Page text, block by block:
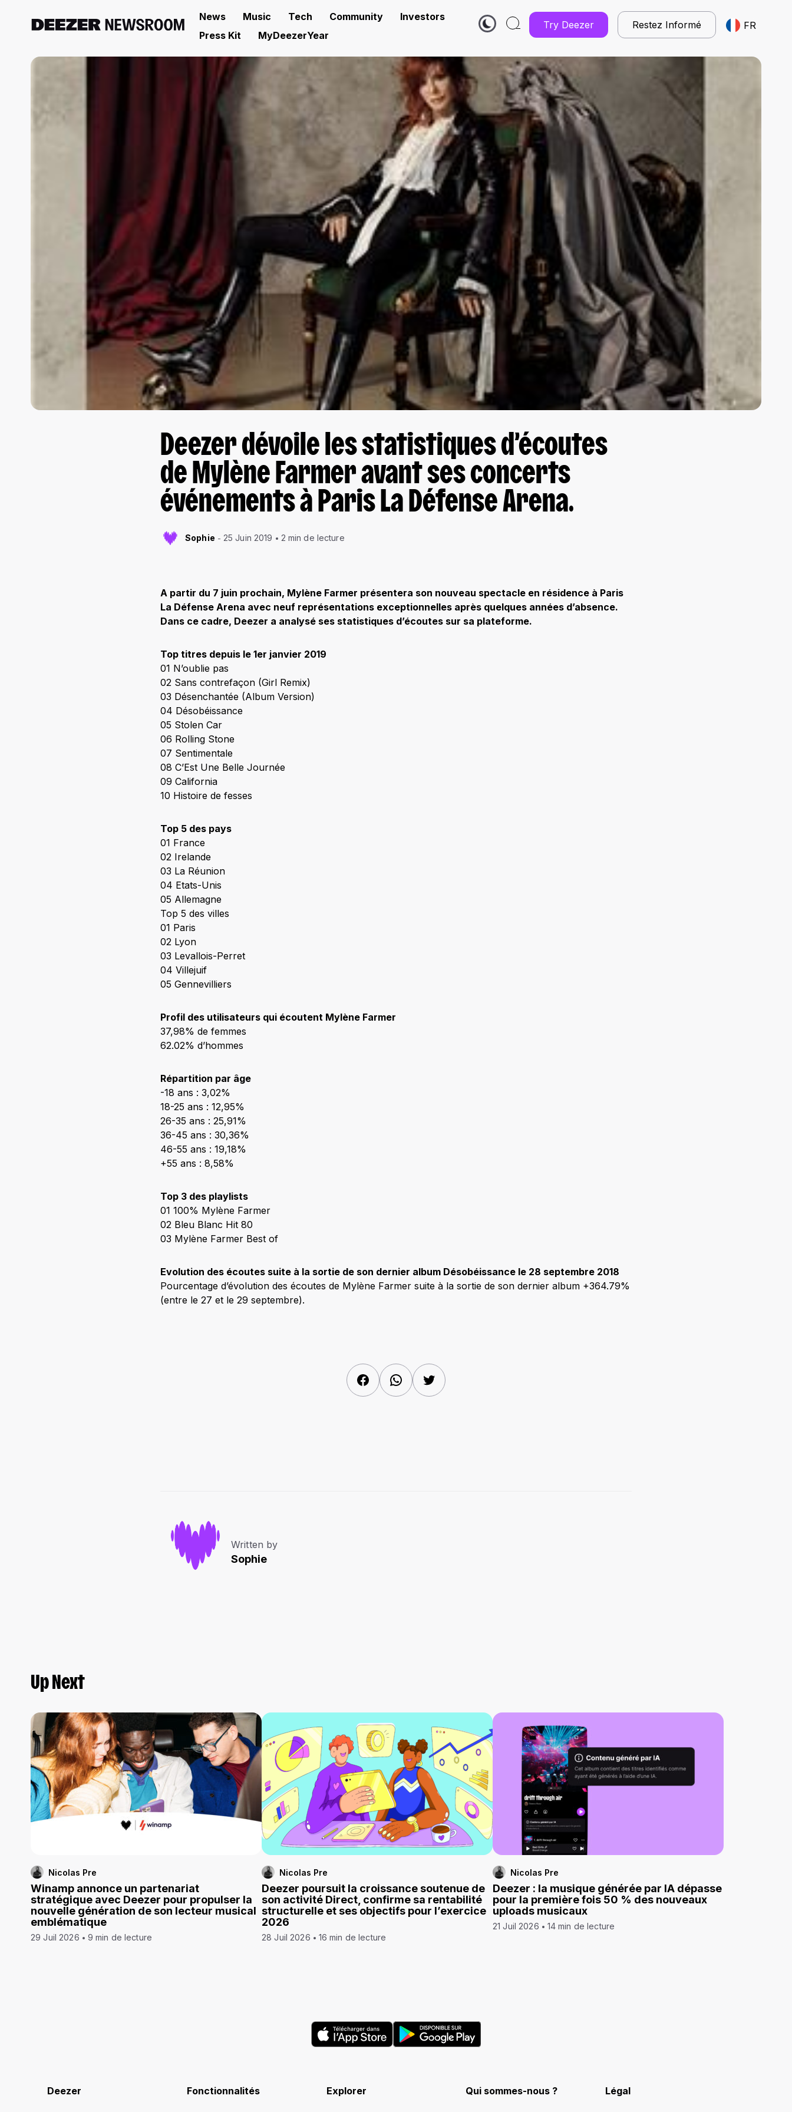
News Music Tech Community
Investors
Press Kit
MyDeezerYear
Try Deezer Restez Informé FR
Deezer dévoile les statistiques d’écoutes
de Mylène Farmer avant ses concerts
événements à Paris La Défense Arena.
Sophie 25 Juin 2019 2 min de lecture
A partir du 7 juin prochain, Mylène Farmer présentera son nouveau spectacle en résidence à Paris
La Défense Arena avec neuf représentations exceptionnelles après quelques années d’absence.
Dans ce cadre, Deezer a analysé ses statistiques d’écoutes sur sa plateforme.
Top titres depuis le 1er janvier 2019
01 N’oublie pas
02 Sans contrefaçon (Girl Remix)
03 Désenchantée (Album Version)
04 Désobéissance
05 Stolen Car
06 Rolling Stone
07 Sentimentale
08 C’Est Une Belle Journée
09 California
10 Histoire de fesses
Top 5 des pays
01 France
02 Irelande
03 La Réunion
04 Etats-Unis
05 Allemagne
Top 5 des villes
01 Paris
02 Lyon
03 Levallois-Perret
04 Villejuif
05 Gennevilliers
Profil des utilisateurs qui écoutent Mylène Farmer
37,98% de femmes
62.02% d’hommes
Répartition par âge
-18 ans : 3,02%
18-25 ans : 12,95%
26-35 ans : 25,91%
36-45 ans : 30,36%
46-55 ans : 19,18%
+55 ans : 8,58%
Top 3 des playlists
01 100% Mylène Farmer
02 Bleu Blanc Hit 80
03 Mylène Farmer Best of
Evolution des écoutes suite à la sortie de son dernier album Désobéissance le 28 septembre 2018
Pourcentage d’évolution des écoutes de Mylène Farmer suite à la sortie de son dernier album +364.79%
(entre le 27 et le 29 septembre).
FacebookWhatsAppTwitter
Written by
Sophie
Up Next
Nicolas Pre
Winamp annonce un partenariat
stratégique avec Deezer pour propulser la
nouvelle génération de son lecteur musical
emblématique
29 Juil 2026 9 min de lecture
Nicolas Pre
Deezer poursuit la croissance soutenue de
son activité Direct, confirme sa rentabilité
structurelle et ses objectifs pour l’exercice
2026
28 Juil 2026 16 min de lecture
Nicolas Pre
Deezer : la musique générée par IA dépasse
pour la première fois 50 % des nouveaux
uploads musicaux
21 Juil 2026 14 min de lecture
Deezer Fonctionnalités Explorer Qui sommes-nous ? Légal